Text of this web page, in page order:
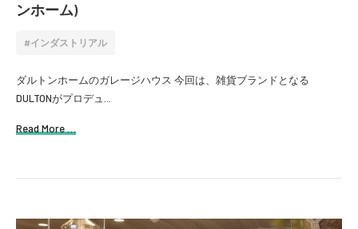
ンホーム)
インダストリアル
ダルトンホームのガレージハウス 今回は、雑貨ブランドとなる
DULTONがプロデュ...
Read More …